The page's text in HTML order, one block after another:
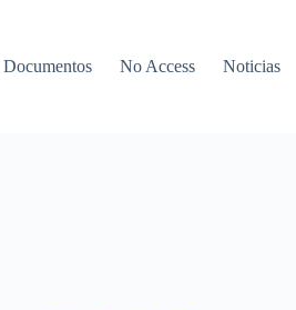
Documentos No Access Noticias